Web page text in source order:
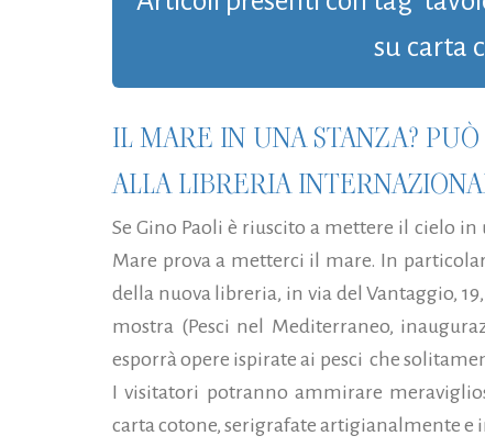
su carta
IL MARE IN UNA STANZA?
ALLA LIBRERIA
Se Gino Paoli è riuscito a mettere il cielo
Mare prova a metterci il mare. In
della nuova libreria, in via del Vantaggio,
mostra (Pesci nel Mediterraneo,
esporrà opere ispirate ai pesci che
I visitatori potranno ammirare
carta cotone, serigrafate artigianalmente e